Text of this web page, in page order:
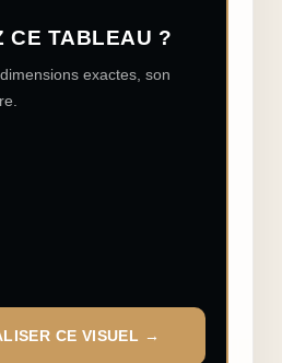
CE TABLEAU ?
exactes, son
CE VISUEL →